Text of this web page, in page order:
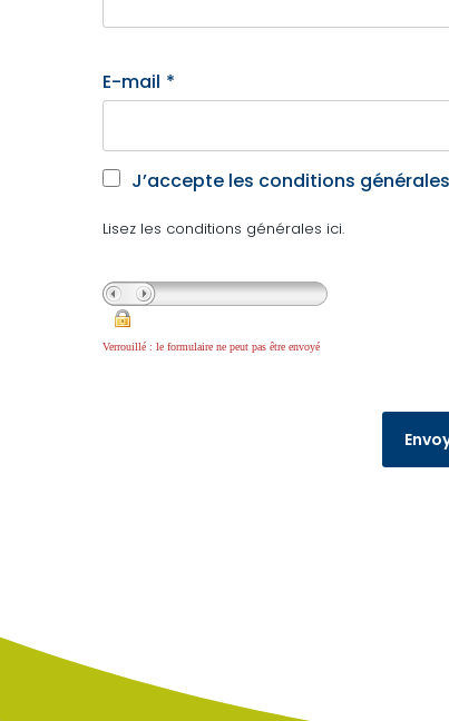
E-mail *
J’accepte les conditions générales
Lisez les conditions générales ici.
Verrouillé : le formulaire ne peut pas être envoyé